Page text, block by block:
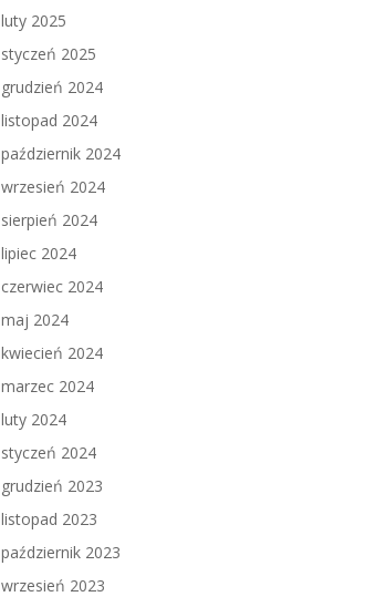
luty 2025
styczeń 2025
grudzień 2024
listopad 2024
październik 2024
wrzesień 2024
sierpień 2024
lipiec 2024
czerwiec 2024
maj 2024
kwiecień 2024
marzec 2024
luty 2024
styczeń 2024
grudzień 2023
listopad 2023
październik 2023
wrzesień 2023